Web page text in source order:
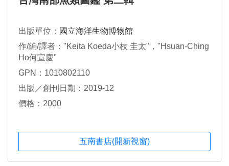
出版單位： 國立海洋生物博物館
作/編/譯者："Keita Koeda小枝 圭太"，"Hsuan-Ching
Ho何宣慶"
GPN：1010802110
出版／創刊日期：2019-12
價格：2000
五南書店(開新視窗)